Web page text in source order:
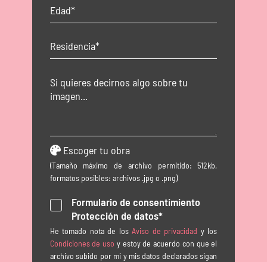
Escoger tu obra
(Tamaño máximo de archivo permitido: 512kb,
formatos posibles: archivos .jpg o .png)
Formulario de consentimiento
Protección de datos*
He tomado nota de losAviso de privacidad y los
Condiciones de uso y estoy de acuerdo con que el
archivo subido por mi y mis datos declarados sigan